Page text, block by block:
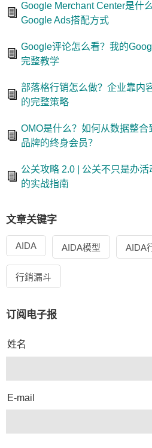
Google Merchant Center是什
Google Ads搭配方式
Google评论怎么看？我的
完整教学
部落格行销怎么做？企业靠内
的完整策略
OMO是什么？如何从数据整
品牌的终身会员？
公关攻略 2.0 | 公关不只是办
的实战指南
文章关键字
AIDA AIDA模型 AIDA
行銷漏斗
订阅电子报
姓名
E-mail